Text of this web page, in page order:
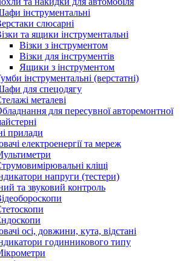
інструментальні
слюсарні
та ящики інструментальні
Візки з інструментом
Візки для інструментів
Ящики з інструментом
інструментальні (верстатні)
для спецодягу
металеві
для пересувної авторемонтної
прилади
електроенергії та мереж
кліщі
напруги (тестери)
та звуковий контроль
осі, довжини, кута, відстані
годинникового типу